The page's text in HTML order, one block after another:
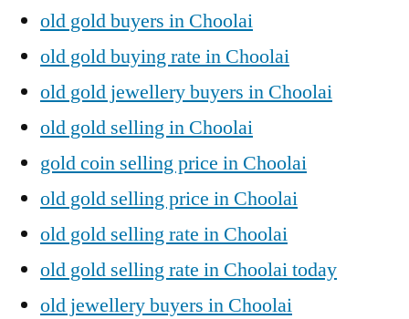
old gold buyers in Choolai
old gold buying rate in Choolai
old gold jewellery buyers in Choolai
old gold selling in Choolai
gold coin selling price in Choolai
old gold selling price in Choolai
old gold selling rate in Choolai
old gold selling rate in Choolai today
old jewellery buyers in Choolai